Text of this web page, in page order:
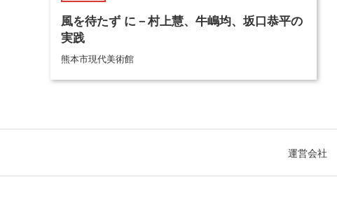
風を待たず に－村上慧、牛嶋均、坂口恭平の
実践
熊本市現代美術館
運営会社